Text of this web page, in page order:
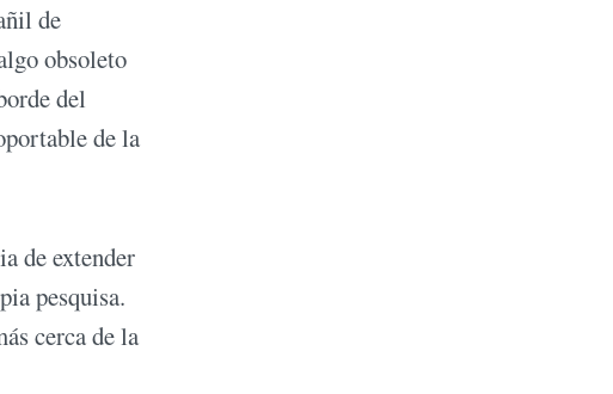
de
obsoleto
del
de la
de extender
pesquisa.
cerca de la